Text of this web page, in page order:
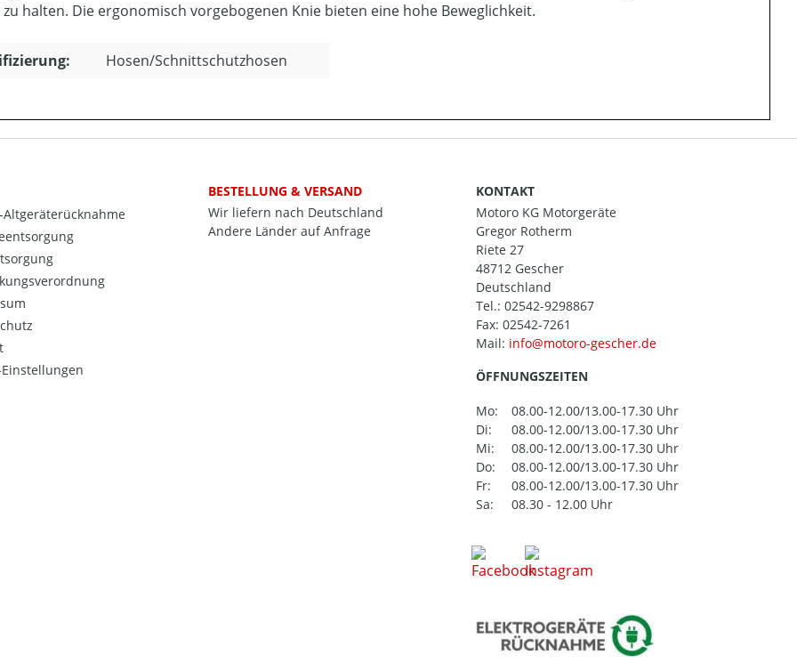
zu halten. Die ergonomisch vorgebogenen Knie bieten eine hohe Beweglichkeit.
Hosen/Schnittschutzhosen
Altgeräterücknahme
Einstellungen
BESTELLUNG & VERSAND
Wir liefern nach Deutschland
Andere Länder auf Anfrage
KONTAKT
Motoro KG Motorgeräte
Gregor Rotherm
Riete 27
48712 Gescher
Deutschland
Tel.: 02542-9298867
Fax: 02542-7261
Mail:
ÖFFNUNGSZEITEN
Mo:
08.00-12.00/13.00-17.30 Uhr
Di:
08.00-12.00/13.00-17.30 Uhr
Mi:
08.00-12.00/13.00-17.30 Uhr
Do:
08.00-12.00/13.00-17.30 Uhr
Fr:
08.00-12.00/13.00-17.30 Uhr
Sa:
08.30 - 12.00 Uhr